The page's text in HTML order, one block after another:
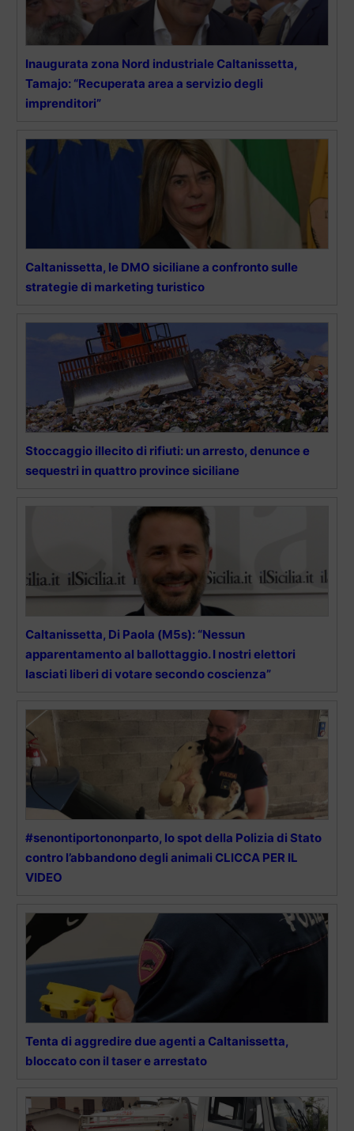
Inaugurata zona Nord industriale Caltanissetta,
Tamajo: “Recuperata area a servizio degli
imprenditori”
Caltanissetta, le DMO siciliane a confronto sulle
strategie di marketing turistico
Stoccaggio illecito di rifiuti: un arresto, denunce e
sequestri in quattro province siciliane
Caltanissetta, Di Paola (M5s): “Nessun
apparentamento al ballottaggio. I nostri elettori
lasciati liberi di votare secondo coscienza”
#senontiportononparto, lo spot della Polizia di Stato
contro l’abbandono degli animali CLICCA PER IL
VIDEO
Tenta di aggredire due agenti a Caltanissetta,
bloccato con il taser e arrestato